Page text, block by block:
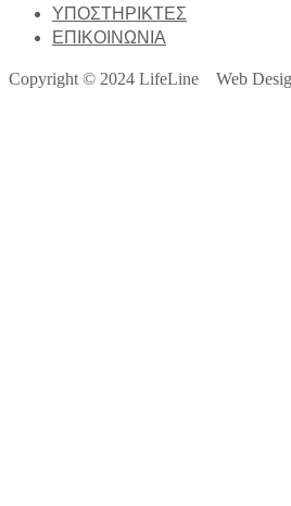
ΥΠΟΣΤΗΡΙΚΤΕΣ
ΕΠΙΚΟΙΝΩΝΙΑ
Copyright © 2024 LifeLine Web